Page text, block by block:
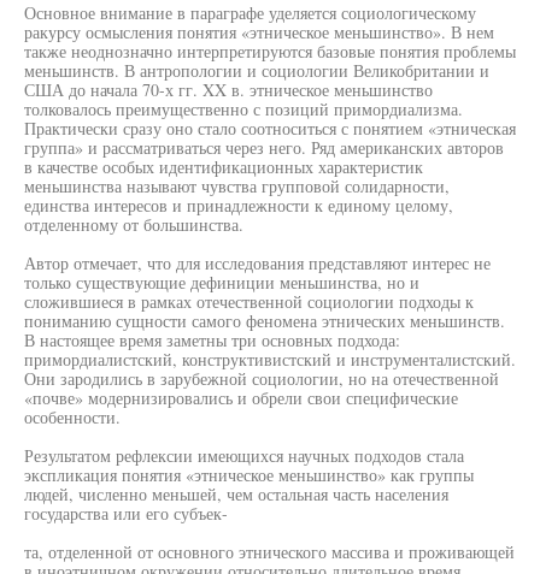
Основное внимание в параграфе уделяется социологическому
ракурсу осмысления понятия «этническое меньшинство». В нем
также неоднозначно интерпретируются базовые понятия проблемы
меньшинств. В антропологии и социологии Великобритании и
США до начала 70-х гг. XX в. этническое меньшинство
толковалось преимущественно с позиций примордиализма.
Практически сразу оно стало соотноситься с понятием «этническая
группа» и рассматриваться через него. Ряд американских авторов
в качестве особых идентификационных характеристик
меньшинства называют чувства групповой солидарности,
единства интересов и принадлежности к единому целому,
отделенному от большинства.
Автор отмечает, что для исследования представляют интерес не
только существующие дефиниции меньшинства, но и
сложившиеся в рамках отечественной социологии подходы к
пониманию сущности самого феномена этнических меньшинств.
В настоящее время заметны три основных подхода:
примордиалистский, конструктивистский и инструменталистский.
Они зародились в зарубежной социологии, но на отечественной
«почве» модернизировались и обрели свои специфические
особенности.
Результатом рефлексии имеющихся научных подходов стала
экспликация понятия «этническое меньшинство» как группы
людей, численно меньшей, чем остальная часть населения
государства или его субъек-
та, отделенной от основного этнического массива и проживающей